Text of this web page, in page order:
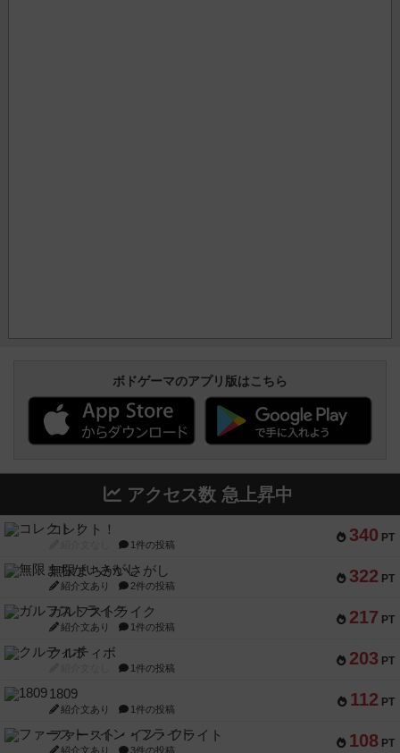
ボドゲーマのアプリ版はこちら
アクセス数 急上昇中
340 PT
コレクト！
1件の投稿
322 PT
無限まちがいさがし
紹介文あり 2件の投稿
217 PT
ガルフストライク
紹介文あり 1件の投稿
203 PT
クルティボ
1件の投稿
112 PT
1809
紹介文あり 1件の投稿
108 PT
ファースト・イン・フライト
紹介文あり 3件の投稿